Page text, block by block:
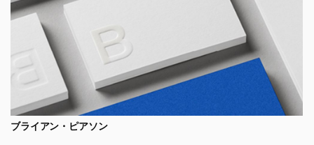
ブライアン・ピアソン